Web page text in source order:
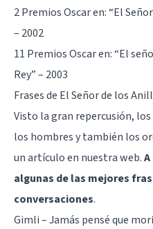
2 Premios Oscar en: “El
– 2002
11 Premios Oscar en: “El
Rey” – 2003
Frases de El Señor de los
Visto la gran repercusión,
los hombres y también los
un artículo en nuestra web.
algunas de las mejores
conversaciones.
Gimli – Jamás pensé que